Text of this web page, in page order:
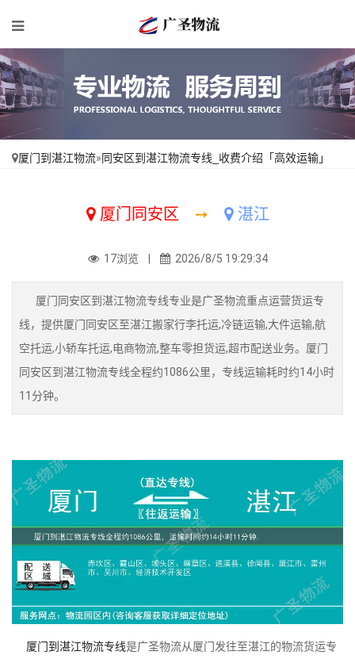
厦门到湛江物流»同安区到湛江物流专线_收费介绍「高效运输」
厦门同安区 ➙ 湛江
17浏览 | 2026/8/5 19:29:34
厦门同安区到湛江物流专线专业是广圣物流重点运营货运专
线，提供厦门同安区至湛江搬家行李托运,冷链运输,大件运输,航
空托运,小轿车托运,电商物流,整车零担货运,超市配送业务。厦门
同安区到湛江物流专线全程约1086公里，专线运输耗时约14小时
11分钟。
厦门到湛江物流专线是广圣物流从厦门发往至湛江的物流货运专